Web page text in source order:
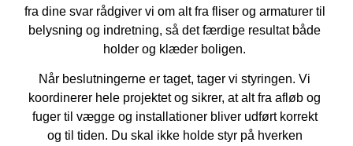
fra dine svar rådgiver vi om alt fra fliser og armaturer til
belysning og indretning, så det færdige resultat både
holder og klæder boligen.
Når beslutningerne er taget, tager vi styringen. Vi
koordinerer hele projektet og sikrer, at alt fra afløb og
fuger til vægge og installationer bliver udført korrekt
og til tiden. Du skal ikke holde styr på hverken